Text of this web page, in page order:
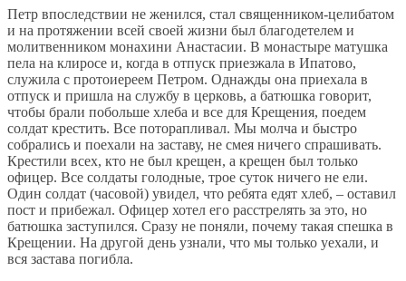
Петр впоследствии не женился, стал священником-целибатом
и на протяжении всей своей жизни был благодетелем и
молитвенником монахини Анастасии. В монастыре матушка
пела на клиросе и, когда в отпуск приезжала в Ипатово,
служила с протоиереем Петром. Однажды она приехала в
отпуск и пришла на службу в церковь, а батюшка говорит,
чтобы брали побольше хлеба и все для Крещения, поедем
солдат крестить. Все поторапливал. Мы молча и быстро
собрались и поехали на заставу, не смея ничего спрашивать.
Крестили всех, кто не был крещен, а крещен был только
офицер. Все солдаты голодные, трое суток ничего не ели.
Один солдат (часовой) увидел, что ребята едят хлеб, – оставил
пост и прибежал. Офицер хотел его расстрелять за это, но
батюшка заступился. Сразу не поняли, почему такая спешка в
Крещении. На другой день узнали, что мы только уехали, и
вся застава погибла.